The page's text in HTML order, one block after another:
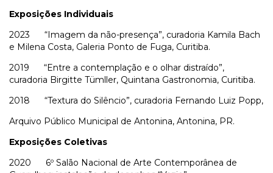
Exposições Individuais
2023 “Imagem da não-presença”, curadoria Kamila Bach
e Milena Costa, Galeria Ponto de Fuga, Curitiba.
2019 “Entre a contemplação e o olhar distraído”,
curadoria Birgitte Tümller, Quintana Gastronomia, Curitiba.
2018 “Textura do Silêncio”, curadoria Fernando Luiz Popp,
Arquivo Público Municipal de Antonina, Antonina, PR.
Exposições Coletivas
2020 6º Salão Nacional de Arte Contemporânea de